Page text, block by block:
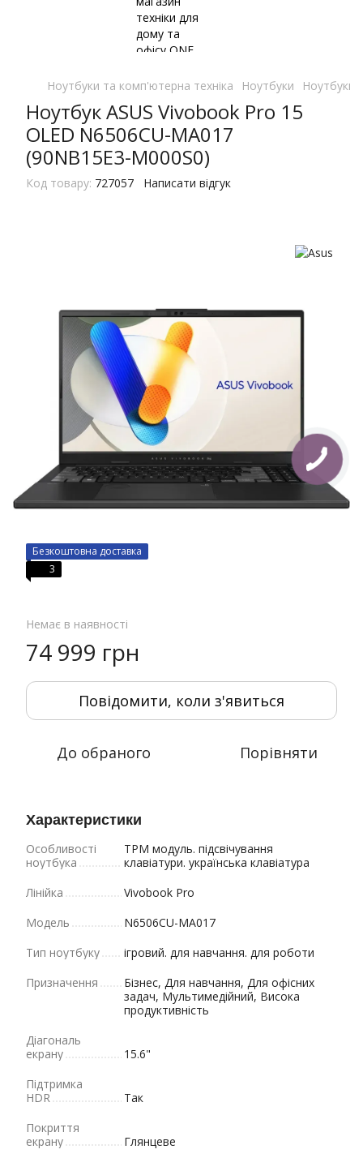
Ноутбуки та комп'ютерна техніка Ноутбуки Ноутбуки
Ноутбук ASUS Vivobook Pro 15
OLED N6506CU-MA017
(90NB15E3-M000S0)
Код товару: 727057 Написати відгук
Безкоштовна доставка
3
Немає в наявності
74 999 грн
Повідомити, коли з'явиться
До обраного Порівняти
Характеристики
Особливості
ноутбука
TPM модуль. підсвічування
клавіатури. українська клавіатура
Лінійка
Vivobook Pro
Модель
N6506CU-MA017
Тип ноутбуку
ігровий. для навчання. для роботи
Призначення
Бізнес, Для навчання, Для офісних
задач, Мультимедійний, Висока
продуктивність
Діагональ
екрану
15.6"
Підтримка
HDR
Так
Покриття
екрану
Глянцеве